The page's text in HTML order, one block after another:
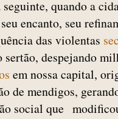
seguinte, quando a
encanto, seu
das violentas
sertão, despejando
em nossa capital,
de mendigos,
social que